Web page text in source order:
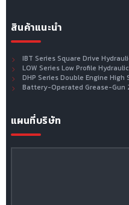
สินค้าแนะนำ
IBT Series Square Drive
LOW Series Low Profile
DHP Series Double Engine High
Battery-Operated Grease-Gun
แผนที่บริษัท